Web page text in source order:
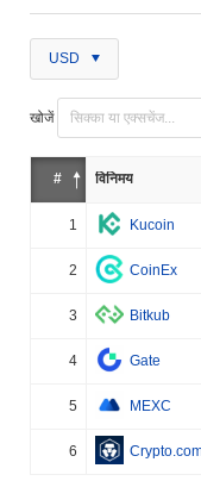
USD
खोजें
# विनिमय
1 Kucoin
2 CoinEx
3 Bitkub
4 Gate
5 MEXC
6